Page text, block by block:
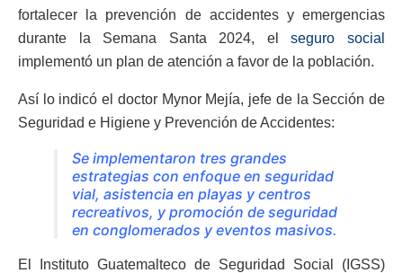
fortalecer la prevención de accidentes y emergencias
durante la Semana Santa 2024, elseguro social
implementó un plan de atención a favor de la población.
Así lo indicó el doctor Mynor Mejía, jefe de la Sección de
Seguridad e Higiene y Prevención de Accidentes:
Se implementaron tres grandes
estrategias con enfoque en seguridad
vial, asistencia en playas y centros
recreativos, y promoción de seguridad
en conglomerados y eventos masivos.
El Instituto Guatemalteco de Seguridad Social (IGSS)